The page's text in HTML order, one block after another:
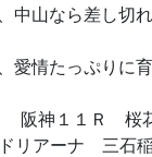
中山なら差し切
愛情たっぷりに
阪神１１Ｒ 桜
リアーナ 三石